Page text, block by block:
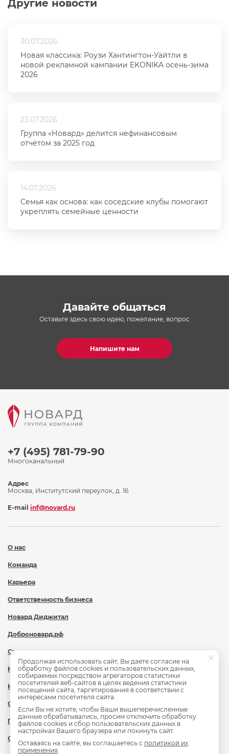
Другие новости
30.07.2026
Новая классика: Роузи Хантингтон-Уайтли в
новой рекламной кампании EKONIKA осень-зима
2026
23.07.2026
Группа «Новард» делится нефинансовым
отчётом за 2025 год
14.07.2026
Семья как основа: как соседские клубы помогают
укреплять семейные ценности
Давайте общаться
Оставьте здесь свою идею, пожелание, вопрос
Напишите нам
+7 (495) 781-79-90
Многоканальный
О нас
Команда
Карьера
Ответственность бизнеса
Новард Диджитал
Доброновард.рф
Статьи
Новости
Контакты
Охрана труда
Политика обработки персональных данных
Сведения об образовательной организации
Адрес
Москва, Институтский переулок, д. 16
E-mail inf@novard.ru
Продолжая использовать сайт, Вы даете согласие на
обработку файлов cookies и пользовательских данных,
собираемых посредством агрегаторов статистики
посетителей веб-сайтов в целях ведения статистики
посещений сайта, таргетирования в соответствии с
интересами посетителя сайта.
Если Вы не хотите, чтобы Ваши вышеперечисленные
данные обрабатывались, просим отключить обработку
файлов cookies и сбор пользовательских данных в
настройках Вашего браузера или покинуть сайт.
Оставаясь на сайте, вы соглашаетесь с политикой их
применения.